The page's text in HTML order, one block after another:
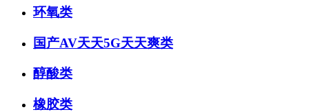
环氧类
国产AV天天5G天天爽类
醇酸类
橡胶类